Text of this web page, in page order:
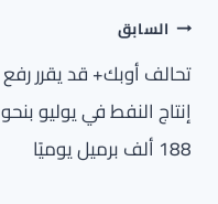
تصفّح
المقالات
السابق
تحالف أوبك+ قد يقرر رفع
إنتاج النفط في يوليو بنحو
188 ألف برميل يوميًا